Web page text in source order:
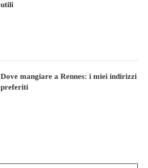
utili
Dove mangiare a Rennes: i miei indirizzi
preferiti